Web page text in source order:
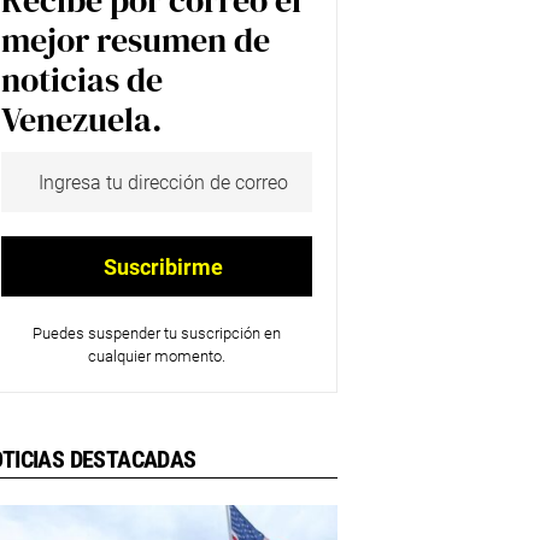
mejor resumen de
noticias de
Venezuela.
Puedes suspender tu suscripción en
cualquier momento.
DESTACADAS